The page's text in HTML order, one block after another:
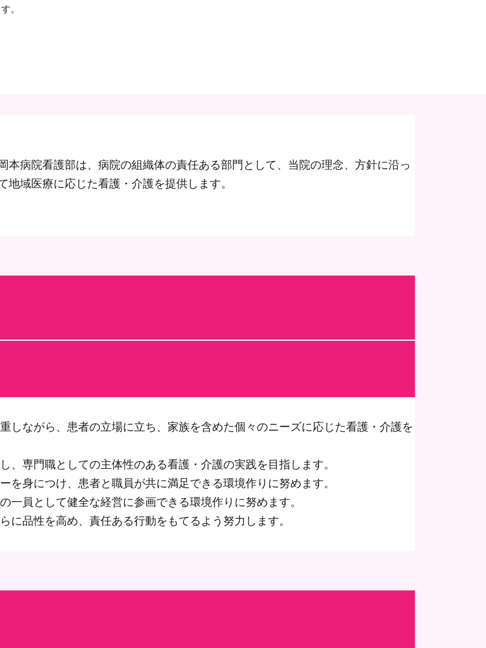
。
本病院看護部は、病院の組織体の責任ある部門として、当院の理念、方針に沿っ
地域医療に応じた看護・介護を提供します。
しながら、患者の立場に立ち、家族を含めた個々のニーズに応じた看護・介護を
、専門職としての主体性のある看護・介護の実践を目指します。
を身につけ、患者と職員が共に満足できる環境作りに努めます。
一員として健全な経営に参画できる環境作りに努めます。
に品性を高め、責任ある行動をもてるよう努力します。